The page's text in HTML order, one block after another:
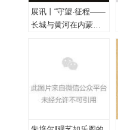
展讯丨“守望·征程——
长城与黄河在内蒙古